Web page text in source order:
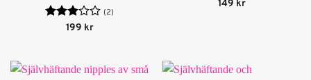
Betygsatt
(2)
199 kr
149 kr